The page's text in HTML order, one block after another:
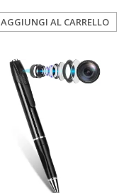
AGGIUNGI AL CARRELLO